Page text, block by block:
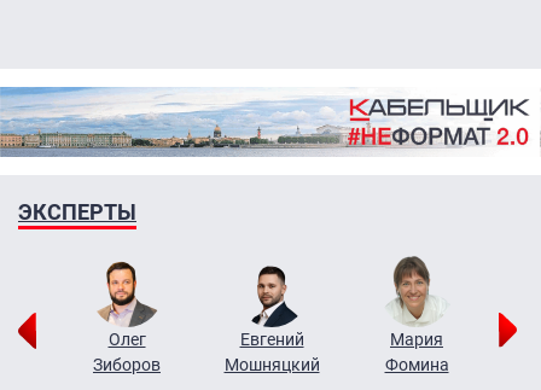
ЭКСПЕРТЫ
Олег
Зиборов
Евгений
Мошняцкий
Мария
Фомина